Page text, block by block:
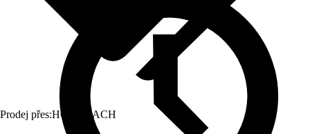
Prodej přes:HORNBACH